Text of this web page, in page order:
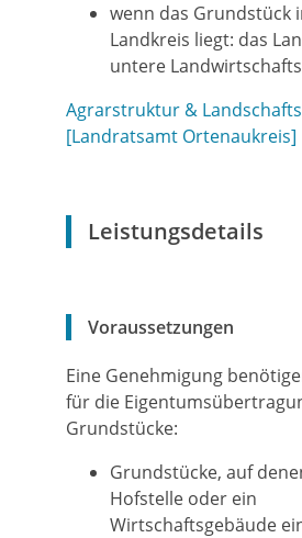
wenn das Grundstück
Landkreis liegt: das
untere
Agrarstruktur &
[Landratsamt Ortenaukreis]
Leistungsdetails
Voraussetzungen
Eine Genehmigung
für die
Grundstücke:
Grundstücke, auf
Hofstelle oder ein
Wirtschaftsgebäude